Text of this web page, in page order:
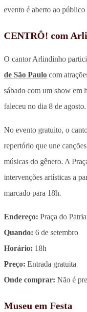
evento é aberto ao público
CENTRÔ! com
O cantor Arlindinho
de São Paulo com
sábado com um show em
faleceu no dia 8 de agosto.
No evento gratuito, o
repertório que une
músicas do gênero. A
intervenções artísticas a
marcado para 18h.
Endereço: Praça do
Quando: 6 de setembro
Horário: 18h
Preço: Entrada gratuita
Onde comprar: Não é
Museu em Festa